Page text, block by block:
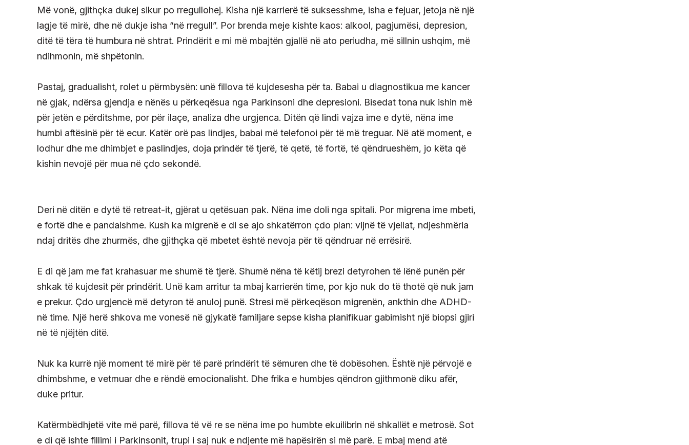
Më vonë, gjithçka dukej sikur po rregullohej. Kisha një karrierë të suksesshme, isha e fejuar, jetoja në një
lagje të mirë, dhe në dukje isha “në rregull”. Por brenda meje kishte kaos: alkool, pagjumësi, depresion,
ditë të tëra të humbura në shtrat. Prindërit e mi më mbajtën gjallë në ato periudha, më sillnin ushqim, më
ndihmonin, më shpëtonin.
Pastaj, gradualisht, rolet u përmbysën: unë fillova të kujdesesha për ta. Babai u diagnostikua me kancer
në gjak, ndërsa gjendja e nënës u përkeqësua nga Parkinsoni dhe depresioni. Bisedat tona nuk ishin më
për jetën e përditshme, por për ilaçe, analiza dhe urgjenca. Ditën që lindi vajza ime e dytë, nëna ime
humbi aftësinë për të ecur. Katër orë pas lindjes, babai më telefonoi për të më treguar. Në atë moment, e
lodhur dhe me dhimbjet e paslindjes, doja prindër të tjerë, të qetë, të fortë, të qëndrueshëm, jo këta që
kishin nevojë për mua në çdo sekondë.
Deri në ditën e dytë të retreat-it, gjërat u qetësuan pak. Nëna ime doli nga spitali. Por migrena ime mbeti,
e fortë dhe e pandalshme. Kush ka migrenë e di se ajo shkatërron çdo plan: vijnë të vjellat, ndjeshmëria
ndaj dritës dhe zhurmës, dhe gjithçka që mbetet është nevoja për të qëndruar në errësirë.
E di që jam me fat krahasuar me shumë të tjerë. Shumë nëna të këtij brezi detyrohen të lënë punën për
shkak të kujdesit për prindërit. Unë kam arritur ta mbaj karrierën time, por kjo nuk do të thotë që nuk jam
e prekur. Çdo urgjencë më detyron të anuloj punë. Stresi më përkeqëson migrenën, ankthin dhe ADHD-
në time. Një herë shkova me vonesë në gjykatë familjare sepse kisha planifikuar gabimisht një biopsi gjiri
në të njëjtën ditë.
Nuk ka kurrë një moment të mirë për të parë prindërit të sëmuren dhe të dobësohen. Është një përvojë e
dhimbshme, e vetmuar dhe e rëndë emocionalisht. Dhe frika e humbjes qëndron gjithmonë diku afër,
duke pritur.
Katërmbëdhjetë vite më parë, fillova të vë re se nëna ime po humbte ekuilibrin në shkallët e metrosë. Sot
e di që ishte fillimi i Parkinsonit, trupi i saj nuk e ndjente më hapësirën si më parë. E mbaj mend atë